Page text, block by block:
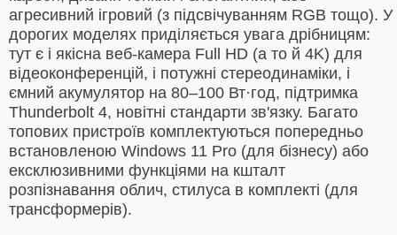
агресивний ігровий (з підсвічуванням RGB тощо). У
дорогих моделях приділяється увага дрібницям:
тут є і якісна веб-камера Full HD (а то й 4K) для
відеоконференцій, і потужні стереодинаміки, і
ємний акумулятор на 80–100 Вт·год, підтримка
Thunderbolt 4, новітні стандарти зв'язку. Багато
топових пристроїв комплектуються попередньо
встановленою Windows 11 Pro (для бізнесу) або
ексклюзивними функціями на кшталт
розпізнавання облич, стилуса в комплекті (для
трансформерів).